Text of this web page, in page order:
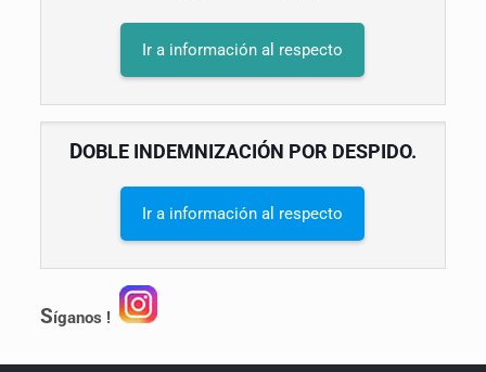
Ir a información al respecto
DOBLE INDEMNIZACIÓN POR DESPIDO.
Ir a información al respecto
Síganos !